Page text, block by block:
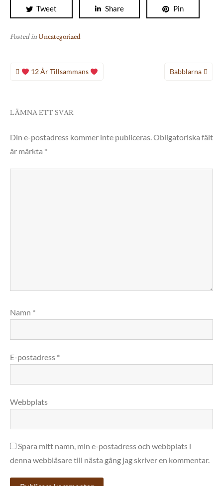
Tweet Share Pin
Posted inUncategorized
Inläggsnavigering
12 År Tillsammans Babblarna
LÄMNA ETT SVAR
Din e-postadress kommer inte publiceras.Obligatoriska fält
är märkta *
Namn *
E-postadress *
Webbplats
Spara mitt namn, min e-postadress och webbplats i
denna webbläsare till nästa gång jag skriver en kommentar.